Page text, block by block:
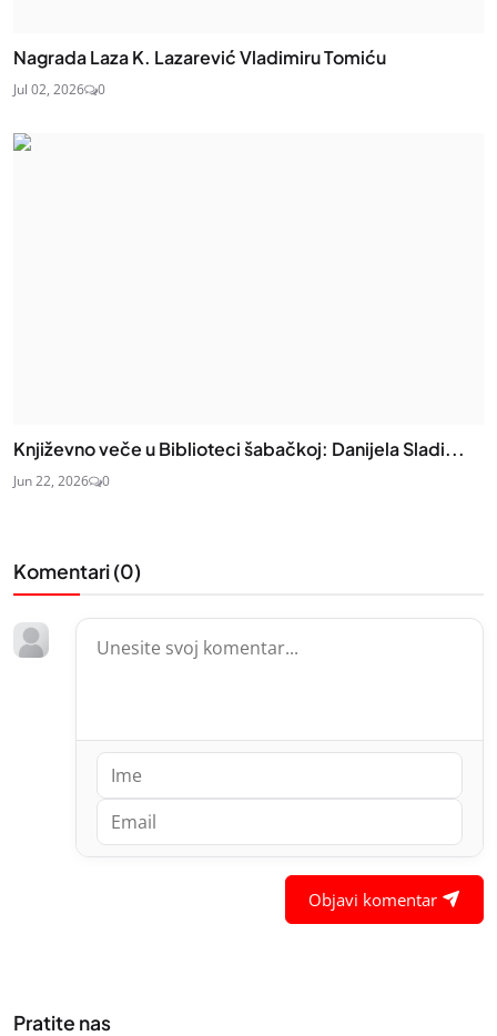
Nagrada Laza K. Lazarević Vladimiru Tomiću
Jul 02, 2026 0
Književno veče u Biblioteci šabačkoj: Danijela Sladi...
Jun 22, 2026 0
Komentari (0)
Objavi komentar
Pratite nas